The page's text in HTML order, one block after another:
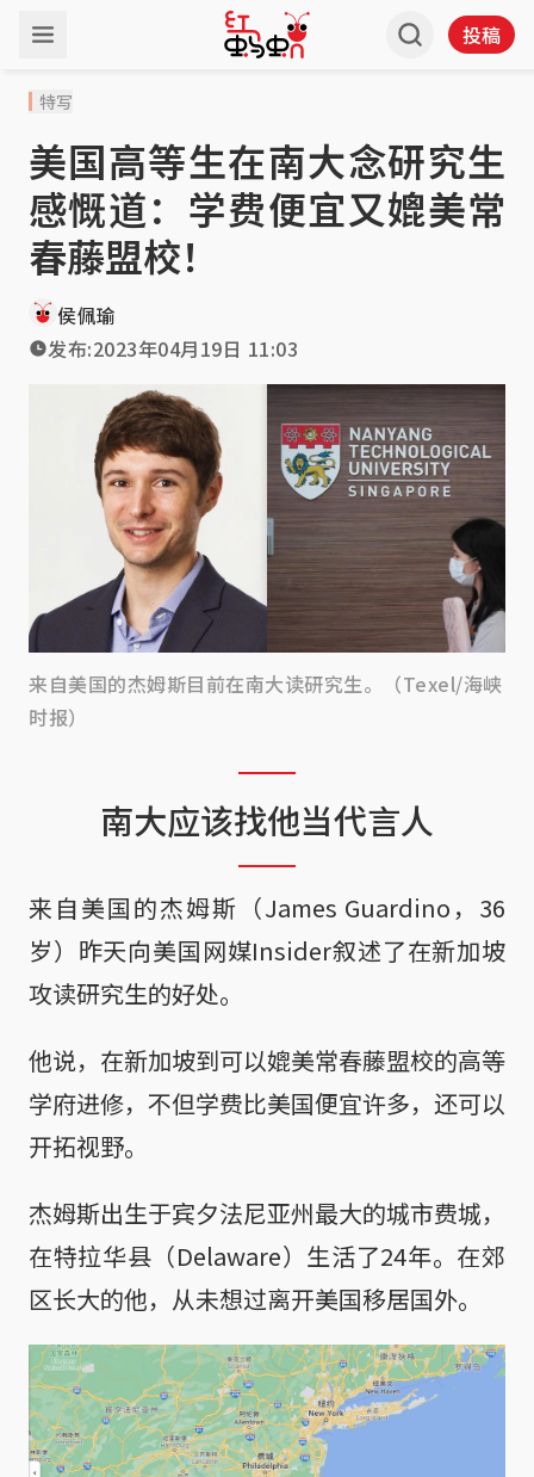
投稿
特写
美国高等生在南大念研究生
感慨道：学费便宜又媲美常
春藤盟校！
侯佩瑜
发布:2023年04月19日 11:03
来自美国的杰姆斯目前在南大读研究生。（Texel/海峡
时报）
南大应该找他当代言人
来自美国的杰姆斯（James Guardino，36
岁）昨天向美国网媒Insider叙述了在新加坡
攻读研究生的好处。
他说，在新加坡到可以媲美常春藤盟校的高等
学府进修，不但学费比美国便宜许多，还可以
开拓视野。
杰姆斯出生于宾夕法尼亚州最大的城市费城，
在特拉华县（Delaware）生活了24年。在郊
区长大的他，从未想过离开美国移居国外。